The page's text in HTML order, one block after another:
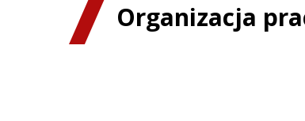
Organizacja